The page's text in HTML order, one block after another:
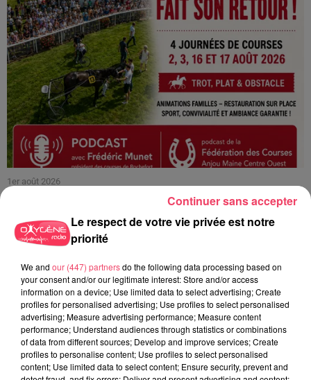
1er août 2026
PODCAST : L’HIPPODROME DE ROCHEFORT-SUR-LOIRE PRÊT À
Le respect de votre vie privée est notre
priorité
We and our (447) partnersdo the following data processing based on
your consent and/or our legitimate interest: Store and/or access
information on a device; Use limited data to select advertising; Create
profiles for personalised advertising; Use profiles to select personalised
advertising; Measure advertising performance; Measure content
performance; Understand audiences through statistics or combinations
of data from different sources; Develop and improve services; Create
profiles to personalise content; Use profiles to select personalised
content; Use limited data to select content; Ensure security, prevent and
Continuer sans accepter